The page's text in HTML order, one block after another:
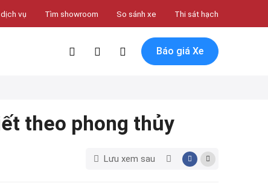
vụ Tìm showroom So sánh xe Thi sát hạch
Báo giá Xe
theo phong thủy
Lưu xem sau